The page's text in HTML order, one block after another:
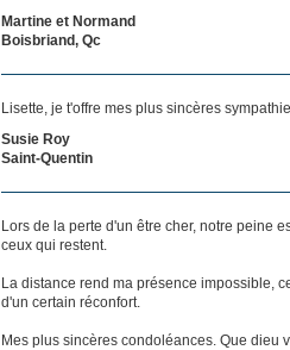
Martine et Normand
Boisbriand, Qc
Lisette, je t'offre mes plus sincères
Susie Roy
Saint-Quentin
Lors de la perte d'un être cher, notre peine
ceux qui restent.
La distance rend ma présence impossible,
d'un certain réconfort.
Mes plus sincères condoléances. Que dieu